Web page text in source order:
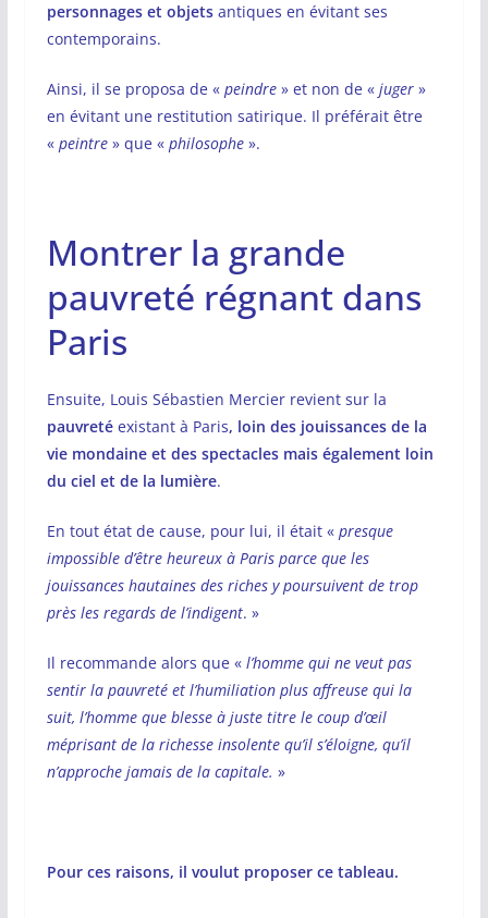
personnages et objetsantiques en évitant ses
contemporains.
Ainsi, il se proposa de « peindre» et non de « juger»
en évitant une restitution satirique. Il préférait être
« peintre» que « philosophe».
Montrer la grande
pauvreté régnant dans
Paris
Ensuite, Louis Sébastien Mercier revient sur la
pauvretéexistant à Paris, loin des jouissances de la
vie mondaine et des spectacles mais également loin
du ciel et de la lumière.
En tout état de cause, pour lui, il était « presque
impossible d’être heureux à Paris parce que les
jouissances hautaines des riches y poursuivent de trop
près les regards de l’indigent. »
Il recommande alors que « l’homme qui ne veut pas
sentir la pauvreté et l’humiliation plus affreuse qui la
suit, l’homme que blesse à juste titre le coup d’œil
méprisant de la richesse insolente qu’il s’éloigne, qu’il
n’approche jamais de la capitale. »
Pour ces raisons, il voulut proposer ce tableau.